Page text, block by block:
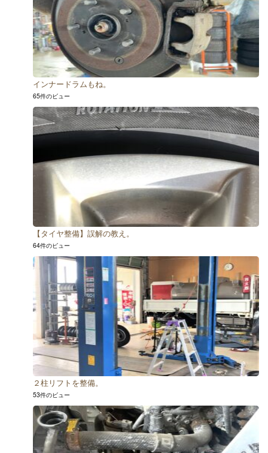
インナードラムもね。
65件のビュー
【タイヤ整備】誤解の教え。
64件のビュー
２柱リフトを整備。
53件のビュー